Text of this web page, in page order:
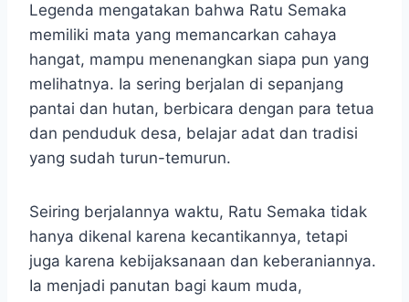
Legenda mengatakan bahwa Ratu Semaka
memiliki mata yang memancarkan cahaya
hangat, mampu menenangkan siapa pun yang
melihatnya. Ia sering berjalan di sepanjang
pantai dan hutan, berbicara dengan para tetua
dan penduduk desa, belajar adat dan tradisi
yang sudah turun-temurun.
Seiring berjalannya waktu, Ratu Semaka tidak
hanya dikenal karena kecantikannya, tetapi
juga karena kebijaksanaan dan keberaniannya.
Ia menjadi panutan bagi kaum muda,